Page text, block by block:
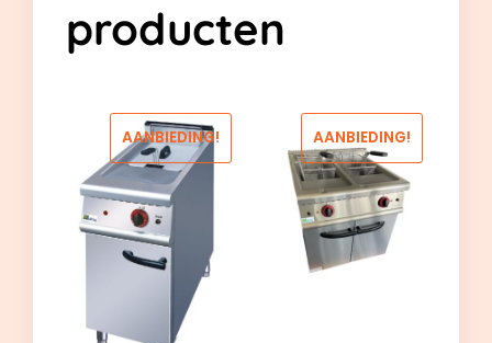
producten
AANBIEDING! AANBIEDING!